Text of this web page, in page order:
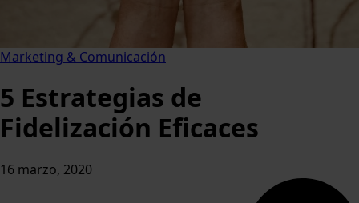
Marketing & Comunicación
5 Estrategias de
Fidelización Eficaces
16 marzo, 2020